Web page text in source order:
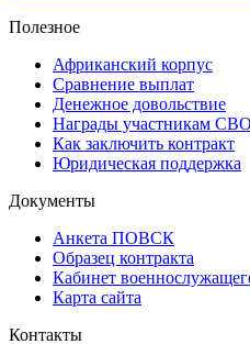
Полезное
Африканский корпус
Сравнение выплат
Денежное довольствие
Награды участникам СВО
Как заключить контракт
Юридическая поддержка
Документы
Анкета ПОВСК
Образец контракта
Кабинет
Карта сайта
Контакты